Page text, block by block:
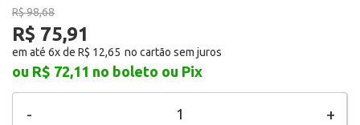
R$ 98,68
R$ 75,91
em até 6x de R$ 12,65
ou R$ 72,11 no boleto ou Pix
+
-